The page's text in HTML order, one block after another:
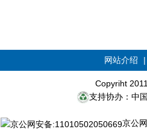
网站介绍
Copyriht
支持协办：中
京公